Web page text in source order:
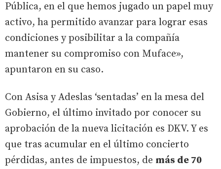
Pública, en el que hemos jugado un papel muy
activo, ha permitido avanzar para lograr esas
condiciones y posibilitar a la compañía
mantener su compromiso con Muface»,
apuntaron en su caso.
Con Asisa y Adeslas ‘sentadas’ en la mesa del
Gobierno, el último invitado por conocer su
aprobación de la nueva licitación es DKV. Y es
que tras acumular en el último concierto
pérdidas, antes de impuestos, de más de 70